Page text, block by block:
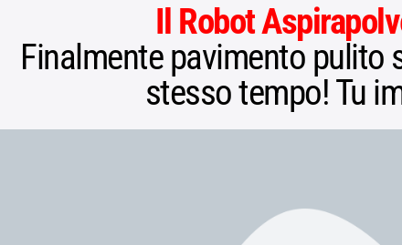
Il Robot
Finalmente pavimento pulito
stesso tempo! Tu